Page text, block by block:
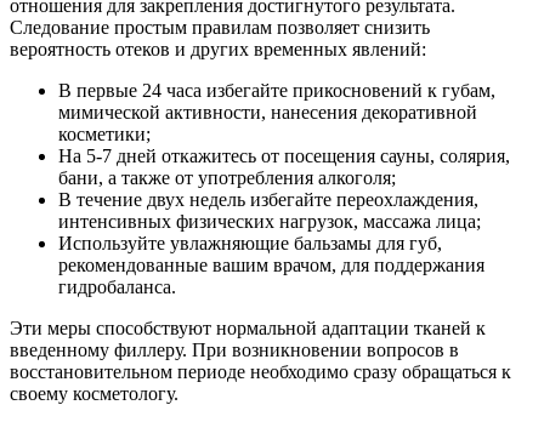
отношения для закрепления достигнутого результата.
Следование простым правилам позволяет снизить
вероятность отеков и других временных явлений:
В первые 24 часа избегайте прикосновений к губам,
мимической активности, нанесения декоративной
косметики;
На 5-7 дней откажитесь от посещения сауны, солярия,
бани, а также от употребления алкоголя;
В течение двух недель избегайте переохлаждения,
интенсивных физических нагрузок, массажа лица;
Используйте увлажняющие бальзамы для губ,
рекомендованные вашим врачом, для поддержания
гидробаланса.
Эти меры способствуют нормальной адаптации тканей к
введенному филлеру. При возникновении вопросов в
восстановительном периоде необходимо сразу обращаться к
своему косметологу.